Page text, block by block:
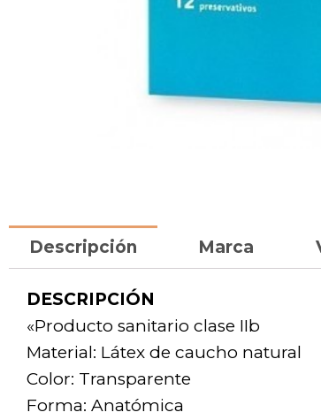
Descripción Marca
DESCRIPCIÓN
«Producto sanitario clase IIb
Material: Látex de caucho natural
Color: Transparente
Forma: Anatómica